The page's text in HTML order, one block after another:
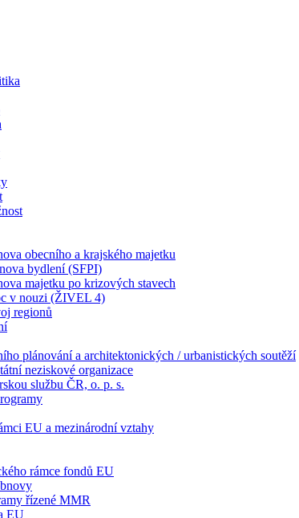
obecního a krajského majetku
bydlení (SFPI)
majetku po krizových stavech
v nouzi (ŽIVEL 4)
regionů
plánování a architektonických / urbanistických soutěží
neziskové organizace
službu ČR, o. p. s.
EU a mezinárodní vztahy
rámce fondů EU
řízené MMR
EU